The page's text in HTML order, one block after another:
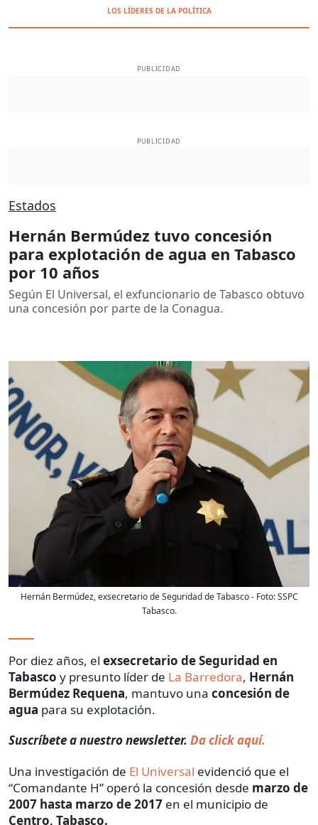
LOS LÍDERES DE LA POLÍTICA
PUBLICIDAD
PUBLICIDAD
Estados
Hernán Bermúdez tuvo concesión
para explotación de agua en Tabasco
por 10 años
Según El Universal, el exfuncionario de Tabasco obtuvo
una concesión por parte de la Conagua.
Hernán Bermúdez, exsecretario de Seguridad de Tabasco- Foto:SSPC
Tabasco.
Por diez años, el exsecretario de Seguridad en
Tabasco y presunto líder de La Barredora, Hernán
Bermúdez Requena, mantuvo una concesión de
agua para su explotación.
Suscríbete a nuestro newsletter. Da click aquí.
Una investigación de El Universal evidenció que el
“Comandante H” operó la concesión desde marzo de
2007 hasta marzo de 2017 en el municipio de
Centro, Tabasco.